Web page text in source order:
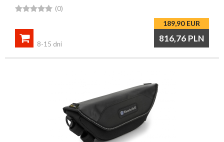
 (0)
189,90 EUR
816,76 PLN

8-15 dni